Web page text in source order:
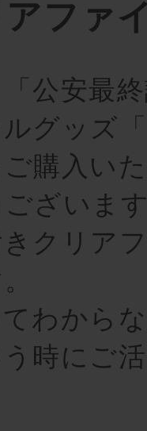
アファ
公安最
グッズ
購入い
ざいま
クリア
わから
時にご